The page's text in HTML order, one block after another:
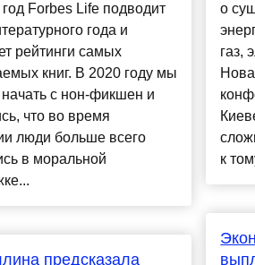
Forbes Life подводит
года и
рейтинги самых
книг. В 2020 году мы
с нон-фикшен и
что во время
люди больше всего
в моральной
предсказала
о
газ,
к